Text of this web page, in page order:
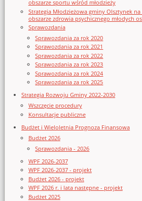
obszarze sportu wśród młodzieży
Strategia Młodzieżowa gminy Olsztynek na
obszarze zdrowia psychicznego młodych
Sprawozdania
Sprawozdania za rok 2020
Sprawozdania za rok 2021
Sprawozdania za rok 2022
Sprawozdania za rok 2023
Sprawozdania za rok 2024
Sprawozdania za rok 2025
Strategia Rozwoju Gminy 2022-2030
Wszczęcie procedury
Konsultacje publiczne
Budżet i Wieloletnia Prognoza Finansowa
Budżet 2026
Sprawozdania - 2026
WPF 2026-2037
WPF 2026-2037 - projekt
Budżet 2026 - projekt
WPF 2026 r. i lata następne - projekt
Budżet 2025